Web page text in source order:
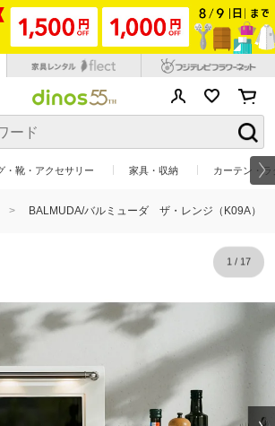
・靴・アクセサリー 家具・収納 カーテン・
BALMUDA/バルミューダ ザ・レンジ（K09A）
1/ 17